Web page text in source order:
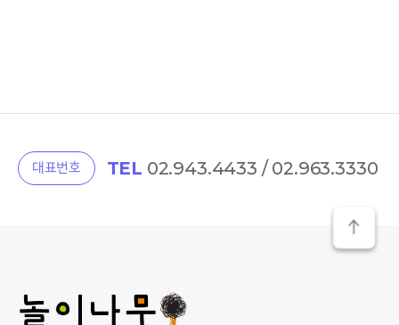
대표번호 TEL 02.943.4433 / 02.963.3330